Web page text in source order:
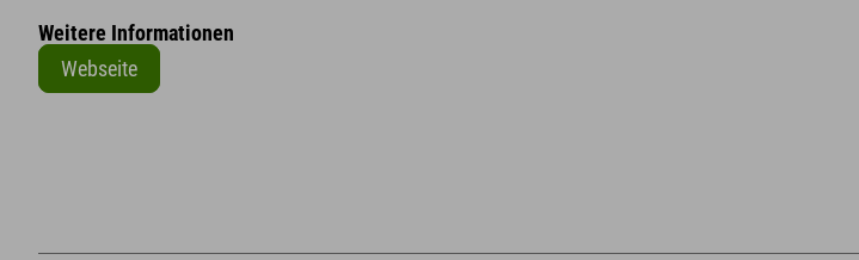
Weitere Informationen
Webseite